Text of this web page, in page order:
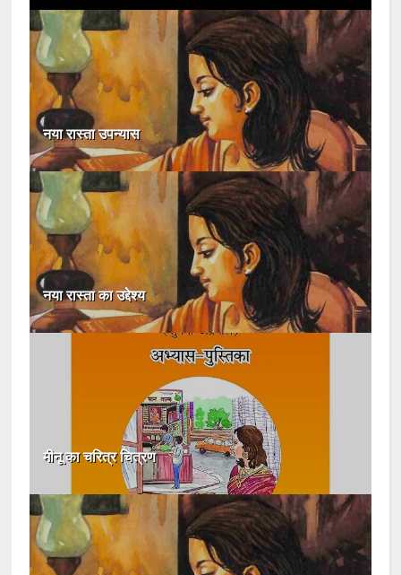
नया रास्ता उपन्यास
नया रास्ता का उद्देश्य
मीनू का चरित्र चित्रण